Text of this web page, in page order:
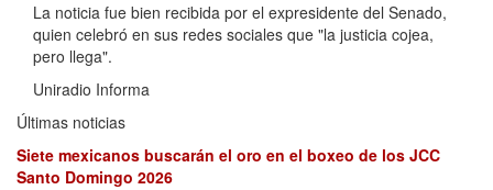
La noticia fue bien recibida por el expresidente del Senado,
quien celebró en sus redes sociales que "la justicia cojea,
pero llega".
Uniradio Informa
Últimas noticias
Siete mexicanos buscarán el oro en el boxeo de los JCC
Santo Domingo 2026